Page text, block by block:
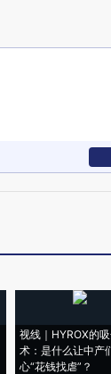
视线｜HYROX的
术：是什么让中产
心“花钱找虐”？